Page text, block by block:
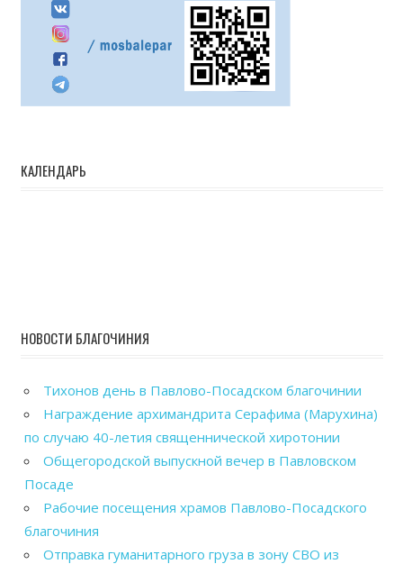
КАЛЕНДАРЬ
НОВОСТИ БЛАГОЧИНИЯ
Тихонов день в Павлово-Посадском благочинии
Награждение архимандрита Серафима (Марухина)
по случаю 40-летия священнической хиротонии
Общегородской выпускной вечер в Павловском
Посаде
Рабочие посещения храмов Павлово-Посадского
благочиния
Отправка гуманитарного груза в зону СВО из